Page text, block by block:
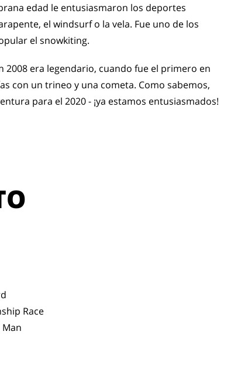
edad le entusiasmaron los deportes
el windsurf o la vela. Fue uno de los
el snowkiting.
2008 era legendario, cuando fue el primero en
con un trineo y una cometa. Como sabemos,
para el 2020 - ¡ya estamos entusiasmados!
Race